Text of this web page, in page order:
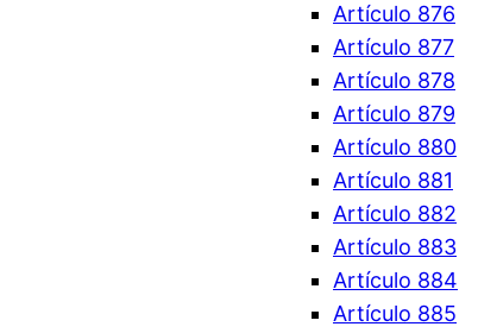
Artículo 876
Artículo 877
Artículo 878
Artículo 879
Artículo 880
Artículo 881
Artículo 882
Artículo 883
Artículo 884
Artículo 885